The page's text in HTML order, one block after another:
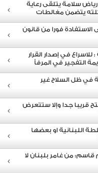
رياض سلامة يتلقى رعاية
يتضمن مغالطات
فورا من قانون
في إصدار القرار
التفجير في المرفأ
في ظل السلاح غير
قريبا جدا وإلا ستتعرض
اللبنانية او بعضها
من غامر بلبنان لا